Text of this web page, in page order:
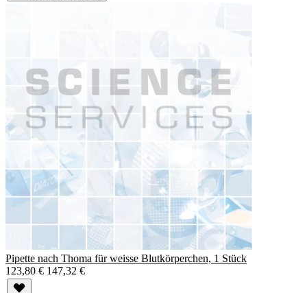
Pipette nach Thoma für weisse Blutkörperchen, 1 Stück
123,80 € 147,32 €